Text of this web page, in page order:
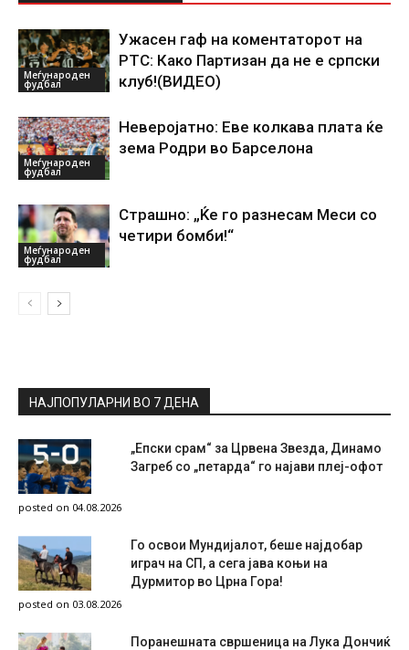
Меѓународен
фудбал
Ужасен гаф на коментаторот на
РТС: Како Партизан да не е српски
клуб!(ВИДЕО)
Меѓународен
фудбал
Неверојатно: Еве колкава плата ќе
зема Родри во Барселона
Меѓународен
фудбал
Страшно: „Ќе го разнесам Меси со
четири бомби!“
НАЈПОПУЛАРНИ ВО 7 ДЕНА
„Епски срам“ за Црвена Звезда, Динамо
Загреб со „петарда“ го најави плеј-офот
posted on 04.08.2026
Го освои Мундијалот, беше најдобар
играч на СП, а сега јава коњи на
Дурмитор во Црна Гора!
posted on 03.08.2026
Поранешната свршеница на Лука Дончиќ